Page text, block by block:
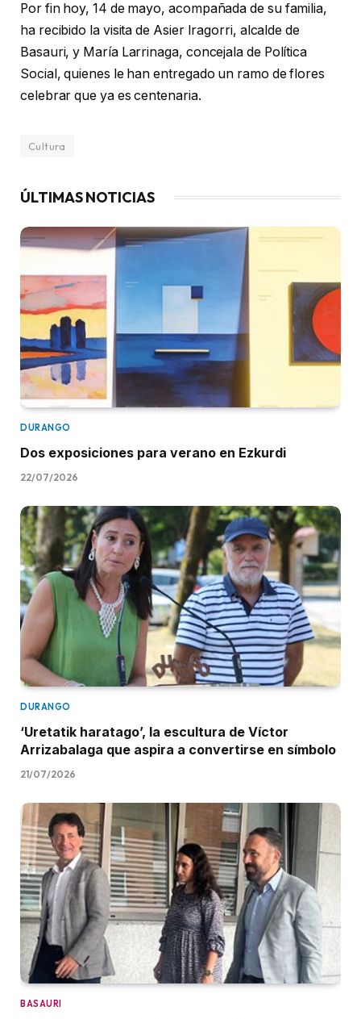
Por fin hoy, 14 de mayo, acompañada de su familia,
ha recibido la visita de Asier Iragorri, alcalde de
Basauri, y María Larrinaga, concejala de Política
Social, quienes le han entregado un ramo de flores
celebrar que ya es centenaria.
Cultura
ÚLTIMAS NOTICIAS
DURANGO
Dos exposiciones para verano en Ezkurdi
22/07/2026
DURANGO
‘Uretatik haratago’, la escultura de Víctor
Arrizabalaga que aspira a convertirse en símbolo
21/07/2026
BASAURI